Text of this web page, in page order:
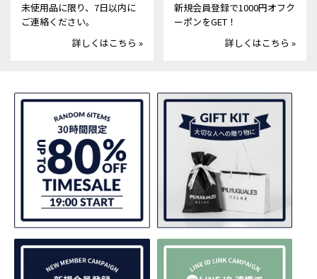
未使用品に限り、7日以内に
ご連絡ください。
詳しくはこちら »
新規会員登録で1000円オフク
ーポンをGET！
詳しくはこちら »